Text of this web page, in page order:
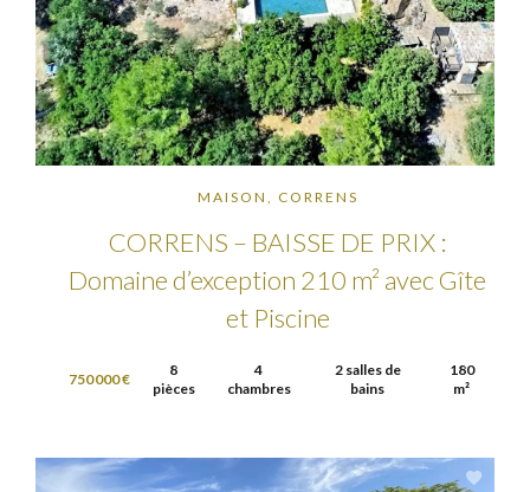
MAISON, CORRENS
CORRENS – BAISSE DE PRIX :
Domaine d’exception 210 m² avec Gîte
et Piscine
750 000 €
8
pièces
4
chambres
2 salles de
bains
180
m²